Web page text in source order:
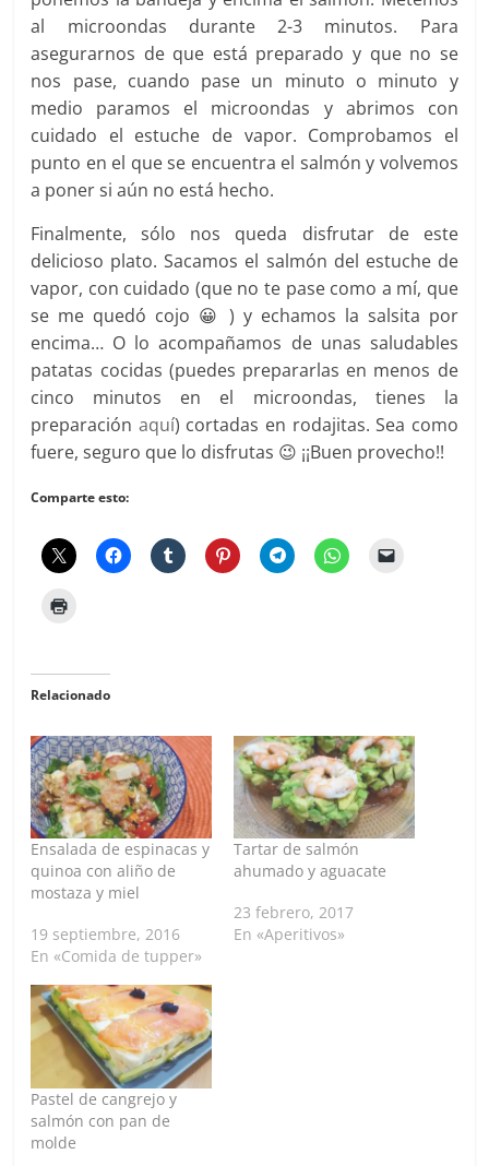
al microondas durante 2-3 minutos. Para
asegurarnos de que está preparado y que no se
nos pase, cuando pase un minuto o minuto y
medio paramos el microondas y abrimos con
cuidado el estuche de vapor. Comprobamos el
punto en el que se encuentra el salmón y volvemos
a poner si aún no está hecho.
Finalmente, sólo nos queda disfrutar de este
delicioso plato. Sacamos el salmón del estuche de
vapor, con cuidado (que no te pase como a mí, que
se me quedó cojo 😀 ) y echamos la salsita por
encima… O lo acompañamos de unas saludables
patatas cocidas (puedes prepararlas en menos de
cinco minutos en el microondas, tienes la
preparación aquí) cortadas en rodajitas. Sea como
fuere, seguro que lo disfrutas 😉 ¡¡Buen provecho!!
Comparte esto:
Relacionado
Ensalada de espinacas y
quinoa con aliño de
mostaza y miel
19 septiembre, 2016
En «Comida de tupper»
Tartar de salmón
ahumado y aguacate
23 febrero, 2017
En «Aperitivos»
Pastel de cangrejo y
salmón con pan de
molde